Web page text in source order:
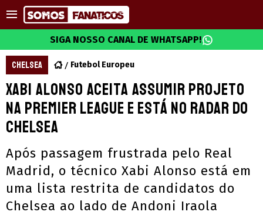
SIGA NOSSO CANAL DE WHATSAPP!
CHELSEA Futebol Europeu
Xabi Alonso aceita assumir projeto
na Premier League e está no radar do
Chelsea
Após passagem frustrada pelo Real
Madrid, o técnico Xabi Alonso está em
uma lista restrita de candidatos do
Chelsea ao lado de Andoni Iraola